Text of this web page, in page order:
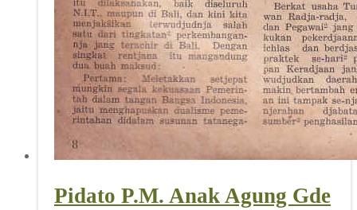
Pidato P.M. Anak Agung Gde